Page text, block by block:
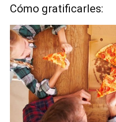
Cómo gratificarles: